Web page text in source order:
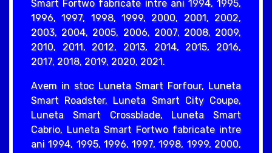
Smart Fortwo fabricate intre ani 1994, 1995,
1996, 1997, 1998, 1999, 2000, 2001, 2002,
2003, 2004, 2005, 2006, 2007, 2008, 2009,
2010, 2011, 2012, 2013, 2014, 2015, 2016,
2017, 2018, 2019, 2020, 2021.
Avem in stoc Luneta Smart Forfour, Luneta
Smart Roadster, Luneta Smart City Coupe,
Luneta Smart Crossblade, Luneta Smart
Cabrio, Luneta Smart Fortwo fabricate intre
ani 1994, 1995, 1996, 1997, 1998, 1999, 2000,